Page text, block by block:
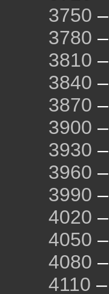
3750 –
3780 –
3810 –
3840 –
3870 –
3900 –
3930 –
3960 –
3990 –
4020 –
4050 –
4080 –
4110 –